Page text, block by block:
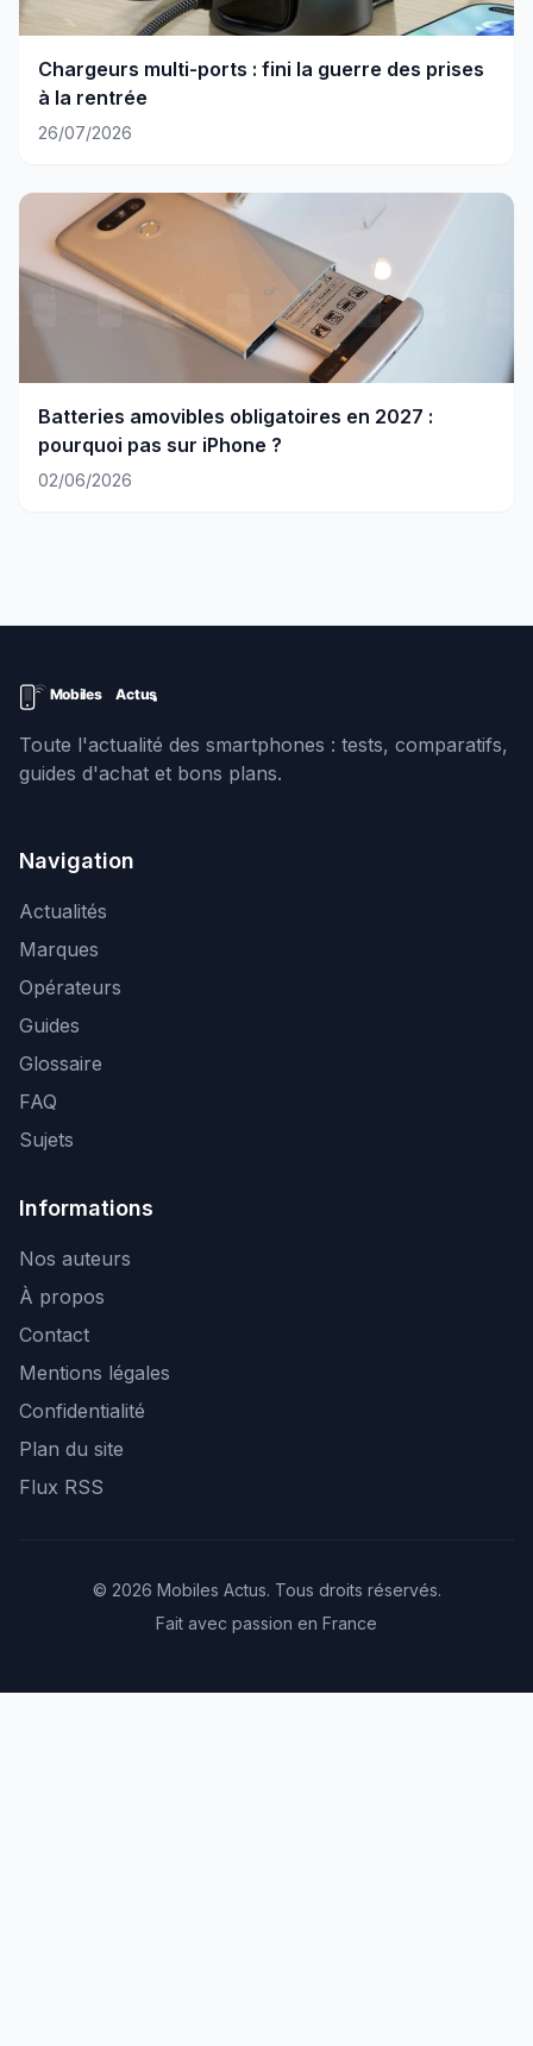
Chargeurs multi-ports : fini la guerre des prises
à la rentrée
26/07/2026
Batteries amovibles obligatoires en 2027 :
pourquoi pas sur iPhone ?
02/06/2026
Toute l'actualité des smartphones : tests, comparatifs,
guides d'achat et bons plans.
Navigation
Actualités
Marques
Opérateurs
Guides
Glossaire
FAQ
Sujets
Informations
Nos auteurs
À propos
Contact
Mentions légales
Confidentialité
Plan du site
Flux RSS
© 2026 Mobiles Actus. Tous droits réservés.
Fait avec passion en France